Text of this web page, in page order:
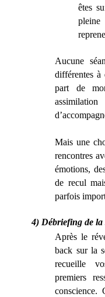
êtes
Aucune
différentes à
part de
Mais une
rencontres
émotions,
de recul
parfois
4) Débriefing de la
Après le
back sur la
recueille
premiers
conscience.